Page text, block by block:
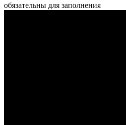
обязательны для заполнения